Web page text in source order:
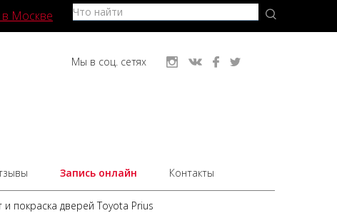
в Москве
Мы в соц. сетях
Запись онлайн Контакты
покраска дверей Toyota Prius